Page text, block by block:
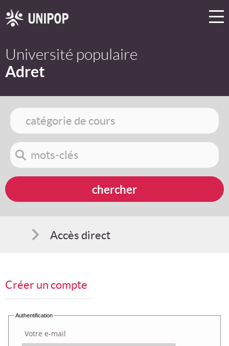
Université populaire
Adret
Accès direct
Suggestions
Bon cadeau
Programme en PDF
Créer un compte
Authentification
Votre e-mail